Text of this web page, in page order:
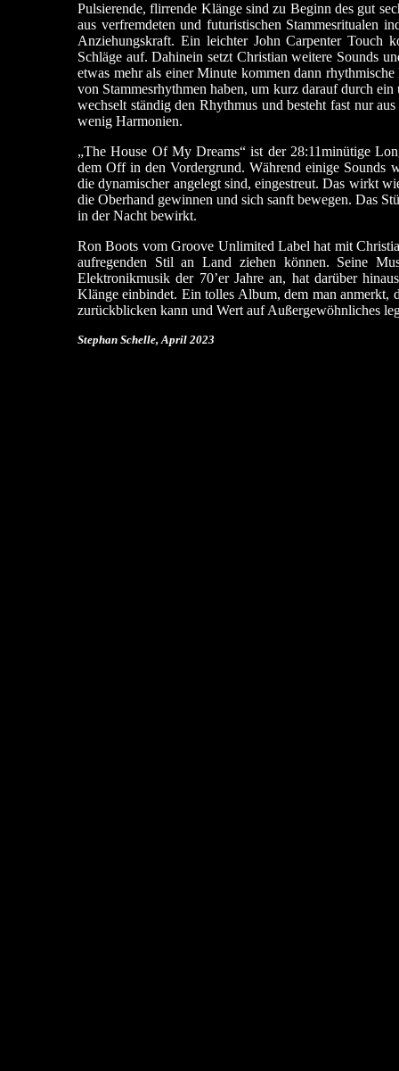
Pulsierende, flirrende Klänge sind zu Beginn des gut
aus verfremdeten und futuristischen Stammesritualen
Anziehungskraft. Ein leichter John Carpenter Touch
Schläge auf. Dahinein setzt Christian weitere Sounds
etwas mehr als einer Minute kommen dann
von Stammesrhythmen haben, um kurz darauf durch
wechselt ständig den Rhythmus und besteht fast nur
wenig Harmonien.
„The House Of My Dreams“ ist der 28:11minütige
dem Off in den Vordergrund. Während einige Sounds
die dynamischer angelegt sind, eingestreut. Das wirkt
die Oberhand gewinnen und sich sanft bewegen. Das
in der Nacht bewirkt.
Ron Boots vom Groove Unlimited Label hat mit
aufregenden Stil an Land ziehen können. Seine
Elektronikmusik der 70’er Jahre an, hat darüber
Klänge einbindet. Ein tolles Album, dem man anmerkt,
zurückblicken kann und Wert auf Außergewöhnliches
Stephan Schelle, April 2023